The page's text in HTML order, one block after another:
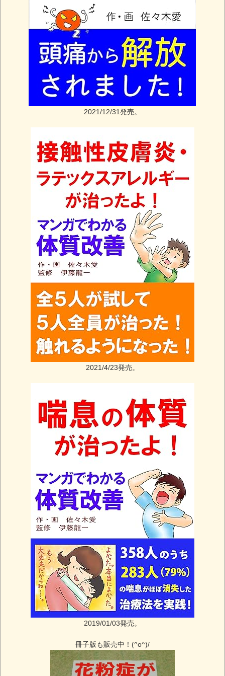
2021/12/31発売。
2021/4/23発売。
2019/01/03発売。
冊子版も販売中！(^o^)/